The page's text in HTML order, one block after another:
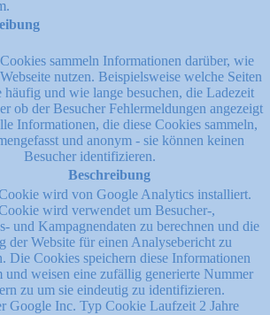
sammeln Informationen darüber, wie
nutzen. Beispielsweise welche Seiten
häufig und wie lange besuchen, die Ladezeit
ob der Besucher Fehlermeldungen angezeigt
Informationen, die diese Cookies sammeln,
und anonym - sie können keinen
Besucher identifizieren.
Beschreibung
wird von Google Analytics installiert.
wird verwendet um Besucher-,
und Kampagnendaten zu berechnen und die
der Website für einen Analysebericht zu
Die Cookies speichern diese Informationen
und weisen eine zufällig generierte Nummer
zu um sie eindeutig zu identifizieren.
Google Inc. Typ Cookie Laufzeit 2 Jahre